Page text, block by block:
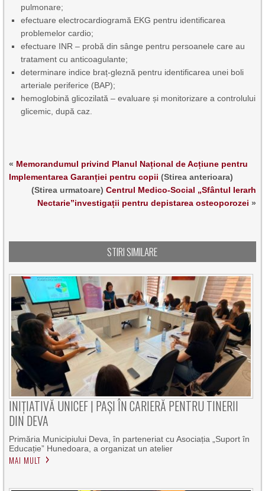
pulmonare;
efectuare electrocardiogramă EKG pentru identificarea
problemelor cardio;
efectuare INR – probă din sânge pentru persoanele care au
tratament cu anticoagulante;
determinare indice braț-gleznă pentru identificarea unei boli
arteriale periferice (BAP);
hemoglobină glicozilată – evaluare și monitorizare a controlului
glicemic, după caz.
« Memorandumul privind Planul Național de Acțiune pentru
Implementarea Garanției pentru copii (Stirea anterioara)
(Stirea urmatoare) Centrul Medico-Social „Sfântul Ierarh
Nectarie”investigații pentru depistarea osteoporozei »
STIRI SIMILARE
INIȚIATIVĂ UNICEF | PAȘI ÎN CARIERĂ PENTRU TINERII
DIN DEVA
Primăria Municipiului Deva, în parteneriat cu Asociația „Suport în
Educație” Hunedoara, a organizat un atelier
MAI MULT